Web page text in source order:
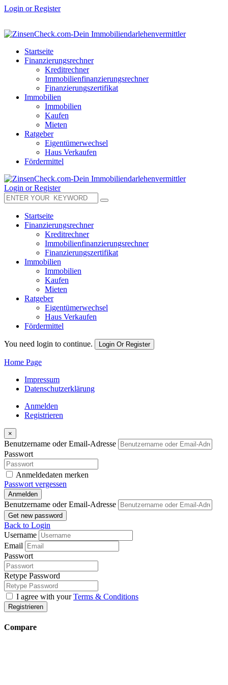
Login or Register
Startseite
Finanzierungsrechner
Kreditrechner
Immobilienfinanzierungsrechner
Finanzierungszertifikat
Immobilien
Immobilien
Kaufen
Mieten
Ratgeber
Eigentümerwechsel
Haus Verkaufen
Fördermittel
Login or Register
Startseite
Finanzierungsrechner
Kreditrechner
Immobilienfinanzierungsrechner
Finanzierungszertifikat
Immobilien
Immobilien
Kaufen
Mieten
Ratgeber
Eigentümerwechsel
Haus Verkaufen
Fördermittel
You need login to continue. Login Or Register
Home Page
Impressum
Datenschutzerklärung
Anmelden
Registrieren
×
Benutzername oder Email-Adresse
Passwort
Anmeldedaten merken
Passwort vergessen
Anmelden
Benutzername oder Email-Adresse
Get new password
Back to Login
Username
Email
Passwort
Retype Password
I agree with yourTerms & Conditions
Registrieren
Compare